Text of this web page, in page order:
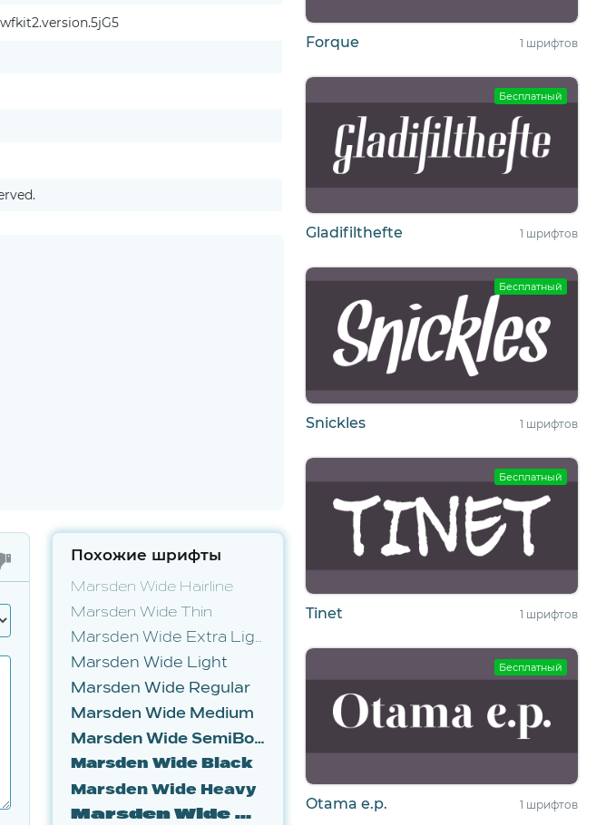
Похожие шрифты
Marsden Wide Hairline
Marsden Wide Thin
Marsden Wide Light
Marsden Wide Regular
Marsden Wide Medium
Marsden Wide SemiBold
Marsden Wide Black
Marsden Wide Heavy
Marsden Wide Super
Forque 1 шрифтов
Бесплатный
Gladifilthefte 1 шрифтов
Бесплатный
Snickles 1 шрифтов
Бесплатный
Tinet 1 шрифтов
Бесплатный
Otama e.p. 1 шрифтов